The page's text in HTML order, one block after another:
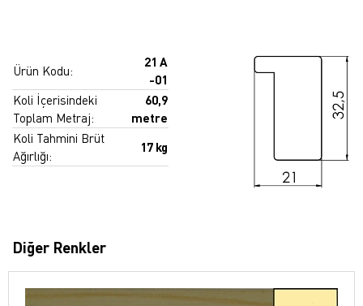
Ürün Kodu:
21 A
-01
Koli İçerisindeki
Toplam Metraj:
60,9
metre
Koli Tahmini Brüt
Ağırlığı:
17 kg
Diğer Renkler